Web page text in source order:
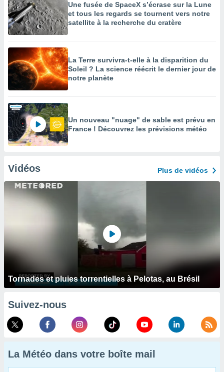
Une fusée de SpaceX s’écrase sur la Lune
et tous les regards se tournent vers notre
satellite à la recherche du cratère
La Terre survivra-t-elle à la disparition du
Soleil ? La science réécrit le dernier jour de
notre planète
Un nouveau "nuage" de sable est prévu en
France ! Découvrez les prévisions météo
Vidéos Plus de vidéos
Tornades et pluies torrentielles à Pelotas, au Brésil
Suivez-nous
La Météo dans votre boîte mail